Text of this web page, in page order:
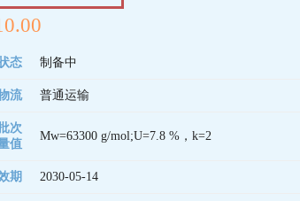
态 制备中
流 普通运输
次
值
Mw=63300 g/mol;U=7.8 %，k=2
期 2030-05-14